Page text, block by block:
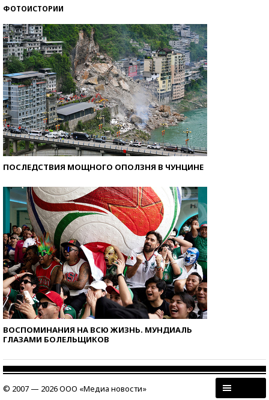
ФОТОИСТОРИИ
ПОСЛЕДСТВИЯ МОЩНОГО ОПОЛЗНЯ В ЧУНЦИНЕ
ВОСПОМИНАНИЯ НА ВСЮ ЖИЗНЬ. МУНДИАЛЬ
ГЛАЗАМИ БОЛЕЛЬЩИКОВ
© 2007 — 2026 ООО «Медиа новости»